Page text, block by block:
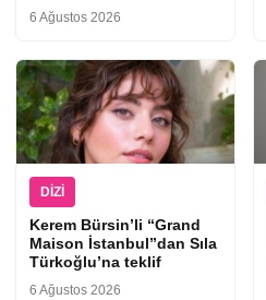
6 Ağustos 2026
DIZI
Kerem Bürsin’li “Grand
Maison İstanbul”dan Sıla
Türkoğlu’na teklif
6 Ağustos 2026